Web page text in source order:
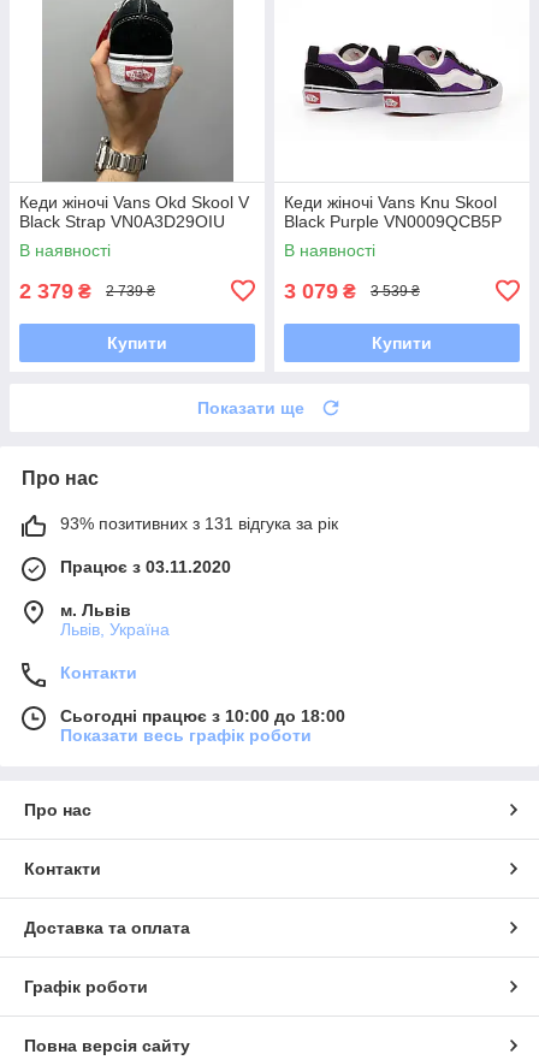
Кеди жіночі Vans Okd Skool V
Black Strap VN0A3D29OIU
В наявності
2 379 ₴ 2 739 ₴
Купити
Кеди жіночі Vans Knu Skool
Black Purple VN0009QCB5P
В наявності
3 079 ₴ 3 539 ₴
Купити
Показати ще
Про нас
93% позитивних з 131 відгука за рік
Працює з 03.11.2020
м. Львів
Львів, Україна
Контакти
Сьогодні працює з 10:00 до 18:00
Показати весь графік роботи
Про нас
Контакти
Доставка та оплата
Графік роботи
Повна версія сайту